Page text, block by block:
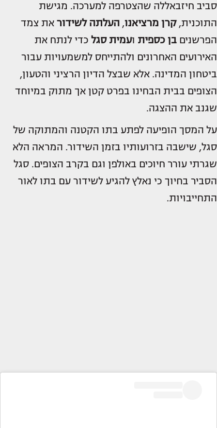
סביב חיזבאללה שהצטרפה למערכה. מגישת
התוכנית,קרן מרציאנו, העלתה לשידור את צמד
הפרשנים בן כספית ועמית סגל כדי לנתח את
האירועים האחרונים ולהתייחס למשמעויות עבור
ביטחון המדינה. אלא שבצל הדיון הרציני והטעון,
הצופים בבית הבחינו בפרט קטן אך מתוק במיוחד
שגנב את ההצגה.
על המסך הופיעה לפתע בתו הקטנה והמתוקה של
סגל, שישבה בזרועותיו בזמן השידור. המראה הלא
שגרתי עורר חיוכים באולפן וגם בקרב הצופים. סגל
הסביר בחיוך כי נאלץ להגיע לשידור עם בתו לאור
התחייבויות.